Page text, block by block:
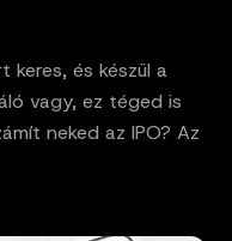
keres, és készül a
vagy, ez téged is
neked az IPO? Az